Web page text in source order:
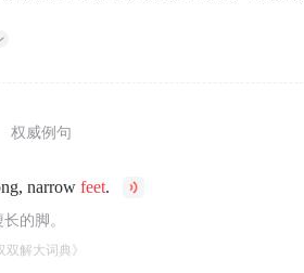
权威例句
narrowfeet.
的脚。
双解大词典》